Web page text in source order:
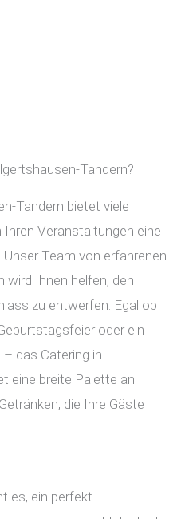
Tandern?
Tandern bietet viele
Veranstaltungen eine
Team von erfahrenen
wird Ihnen helfen, den
zu entwerfen. Egal ob
oder ein
das Catering in
eine breite Palette an
die Ihre Gäste
es, ein perfekt